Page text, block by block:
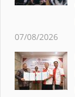
07/08/2026